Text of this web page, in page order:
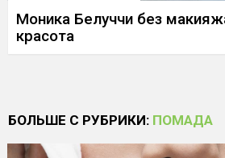
Моника Белуччи без
красота
БОЛЬШЕ С РУБРИКИ: ПОМАДА